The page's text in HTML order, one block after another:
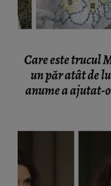
Care este trucul
un păr atât de
anume a ajutat-